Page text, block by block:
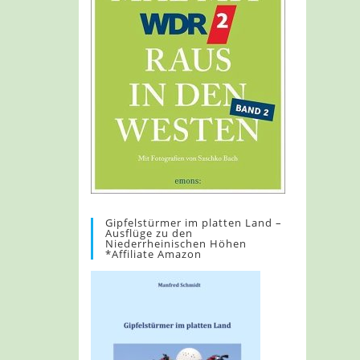
Gipfelstürmer im platten Land –
Ausflüge zu den
Niederrheinischen Höhen
*Affiliate Amazon